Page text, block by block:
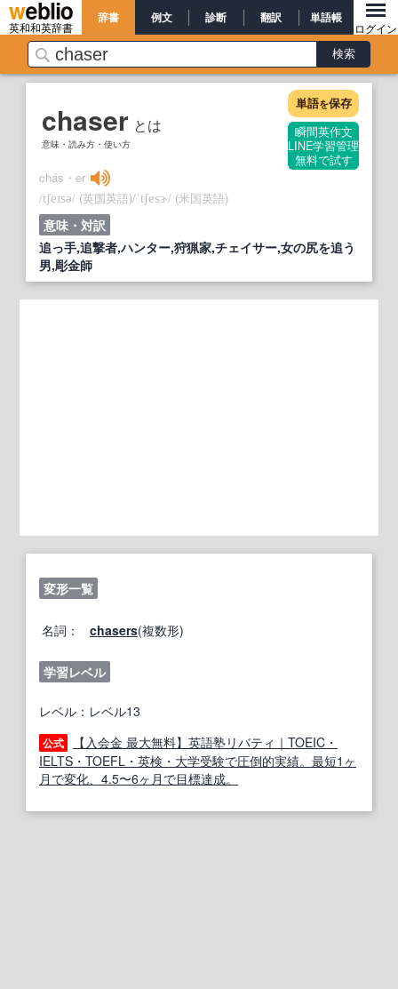
英和和英辞書
辞書 例文 診断 翻訳 単語帳
ログイン
chaser とは
意味・読み方・使い方
単語を保存
瞬間英作文
LINE学習管理
無料で試す
chás・er
/tʃeɪsə/ (英国英語)/ˈtʃesɝ/ (米国英語)
意味・対訳
追っ手,追撃者,ハンター,狩猟家,チェイサー,女の尻を追う
男,彫金師
変形一覧
名詞： chasers(複数形)
学習レベル
レベル：レベル13
公式
【入会金 最大無料】英語塾リバティ｜TOEIC・
IELTS・TOEFL・英検・大学受験で圧倒的実績。最短1ヶ
月で変化、4.5〜6ヶ月で目標達成。